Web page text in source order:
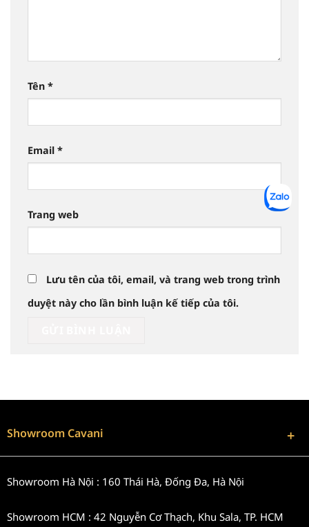
Tên *
Email *
Trang web
Lưu tên của tôi, email, và trang web trong trình
duyệt này cho lần bình luận kế tiếp của tôi.
Showroom Cavani
Showroom Hà Nội : 160 Thái Hà, Đống Đa, Hà Nội
Showroom HCM : 42 Nguyễn Cơ Thạch, Khu Sala, TP. HCM